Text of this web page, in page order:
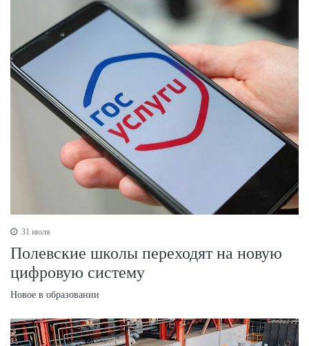
31 июля
Полевские школы переходят на новую
цифровую систему
Новое в образовании